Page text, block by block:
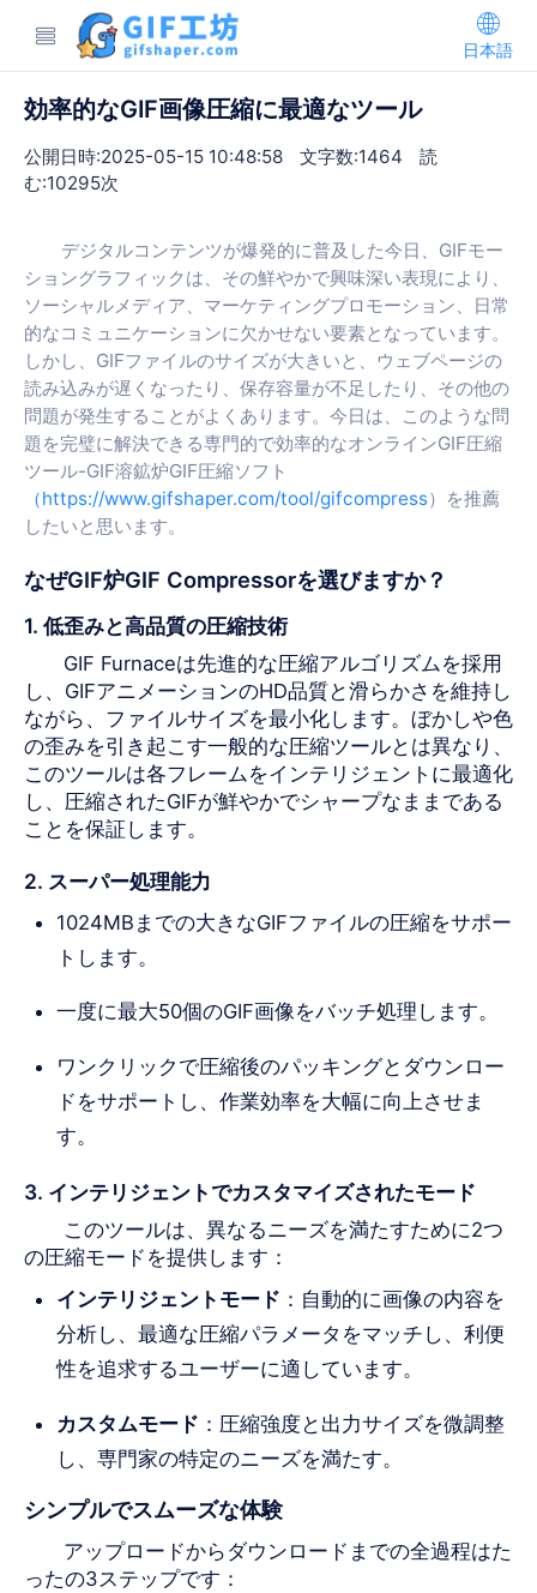
日本語
効率的なGIF画像圧縮に最適なツール
公開日時:2025-05-15 10:48:58 文字数:1464
読
む:10295次
デジタルコンテンツが爆発的に普及した今日、GIFモー
ショングラフィックは、その鮮やかで興味深い表現により、
ソーシャルメディア、マーケティングプロモーション、日常
的なコミュニケーションに欠かせない要素となっています。
しかし、GIFファイルのサイズが大きいと、ウェブページの
読み込みが遅くなったり、保存容量が不足したり、その他の
問題が発生することがよくあります。今日は、このような問
題を完璧に解決できる専門的で効率的なオンラインGIF圧縮
ツール-GIF溶鉱炉GIF圧縮ソフト
（https://www.gifshaper.com/tool/gifcompress）を推薦
したいと思います。
なぜGIF炉GIF Compressorを選びますか？
1. 低歪みと高品質の圧縮技術
GIF Furnaceは先進的な圧縮アルゴリズムを採用
し、GIFアニメーションのHD品質と滑らかさを維持し
ながら、ファイルサイズを最小化します。ぼかしや色
の歪みを引き起こす一般的な圧縮ツールとは異なり、
このツールは各フレームをインテリジェントに最適化
し、圧縮されたGIFが鮮やかでシャープなままである
ことを保証します。
2. スーパー処理能力
1024MBまでの大きなGIFファイルの圧縮をサポー
トします。
一度に最大50個のGIF画像をバッチ処理します。
ワンクリックで圧縮後のパッキングとダウンロー
ドをサポートし、作業効率を大幅に向上させま
す。
3. インテリジェントでカスタマイズされたモード
このツールは、異なるニーズを満たすために2つ
の圧縮モードを提供します：
インテリジェントモード ：自動的に画像の内容を
分析し、最適な圧縮パラメータをマッチし、利便
性を追求するユーザーに適しています。
カスタムモード ：圧縮強度と出力サイズを微調整
し、専門家の特定のニーズを満たす。
シンプルでスムーズな体験
アップロードからダウンロードまでの全過程はた
ったの3ステップです：